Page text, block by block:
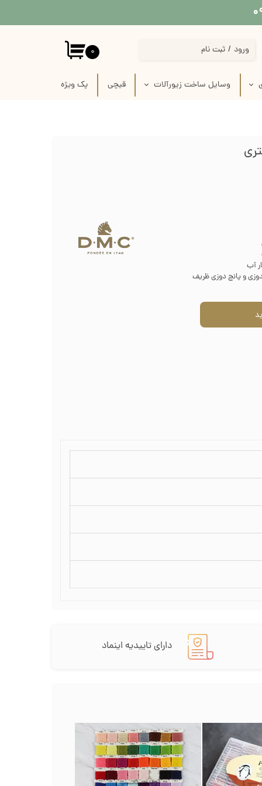
وسایل ساخت زیورآلات قیچی پک‌‌ ویژه
۰ ورود / ثبت نام
تغییر گذر واژه
آب
و پانچ دوزی ظریف
دارای تاییدیه اینماد